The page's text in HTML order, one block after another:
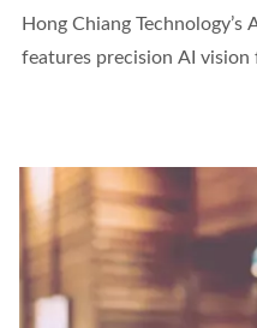
Hong Chiang
features precision AI vision